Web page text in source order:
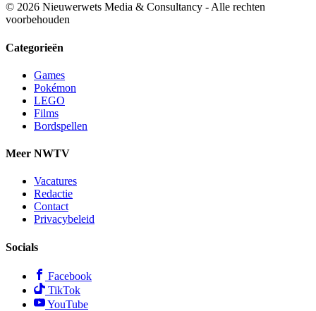
© 2026 Nieuwerwets Media & Consultancy - Alle rechten
voorbehouden
Categorieën
Games
Pokémon
LEGO
Films
Bordspellen
Meer NWTV
Vacatures
Redactie
Contact
Privacybeleid
Socials
Facebook
TikTok
YouTube